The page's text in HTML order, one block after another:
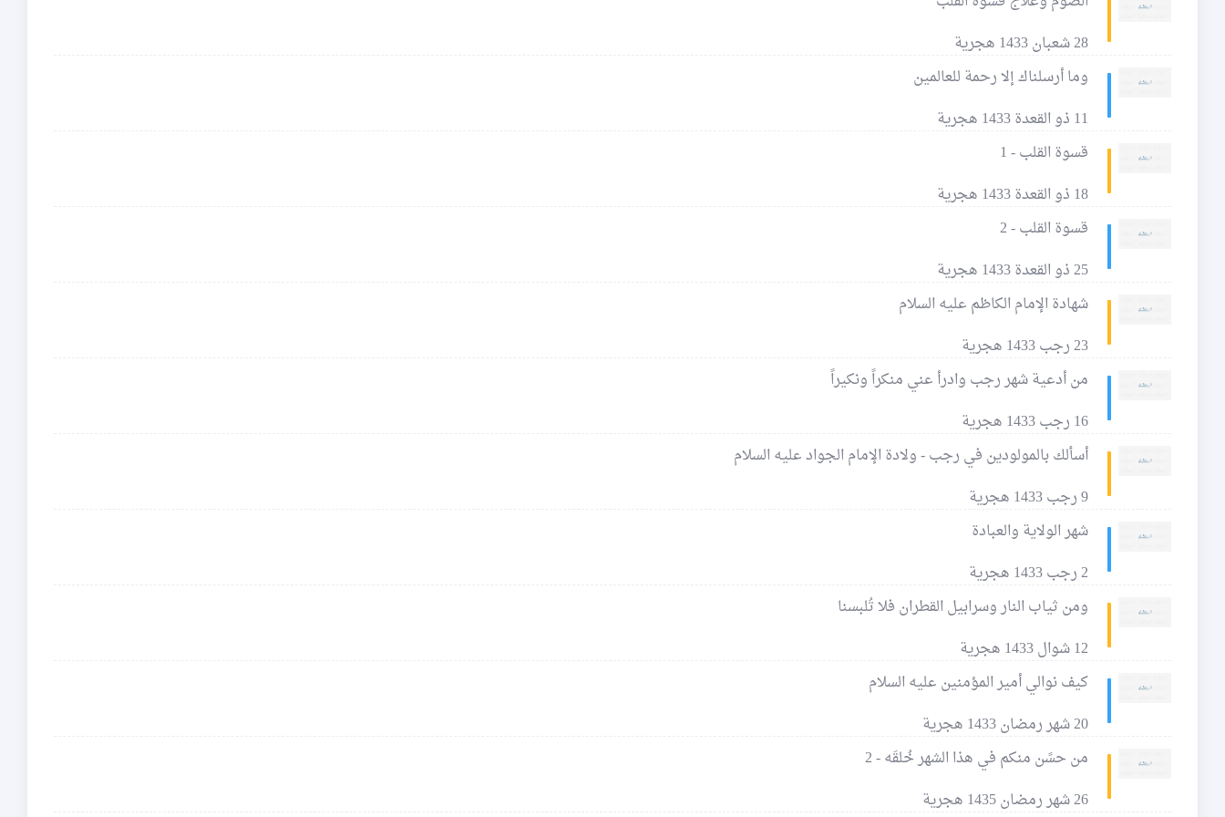
28 شعبان 1433 هجرية
وما أرسلناك إلا رحمة للعالمين
11 ذو القعدة 1433 هجرية
قسوة القلب - 1
18 ذو القعدة 1433 هجرية
قسوة القلب - 2
25 ذو القعدة 1433 هجرية
شهادة الإمام الكاظم عليه السلام
23 رجب 1433 هجرية
من أدعية شهر رجب وادرأ عني منكراً ونكيراً
16 رجب 1433 هجرية
أسألك بالمولودين في رجب - ولادة الإمام الجواد عليه السلام
9 رجب 1433 هجرية
شهر الولاية والعبادة
2 رجب 1433 هجرية
ومن ثياب النار وسرابيل القطران فلا تُلبسنا
12 شوال 1433 هجرية
كيف نوالي أمير المؤمنين عليه السلام
20 شهر رمضان 1433 هجرية
من حسًن منكم في هذا الشهر خُلقَه - 2
26 شهر رمضان 1435 هجرية